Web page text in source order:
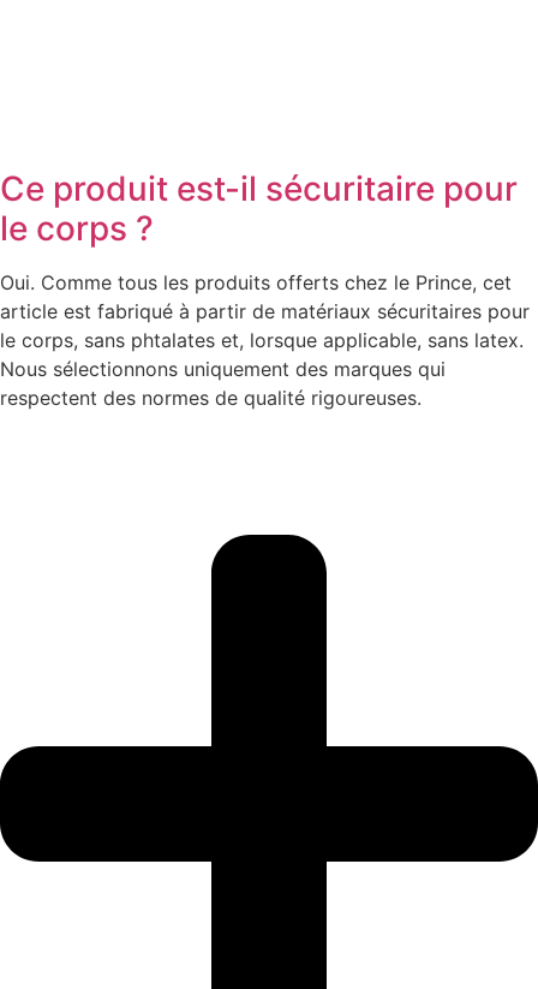
Ce produit est-il sécuritaire pour
le corps ?
Oui. Comme tous les produits offerts chez le Prince, cet
article est fabriqué à partir de matériaux sécuritaires pour
le corps, sans phtalates et, lorsque applicable, sans latex.
Nous sélectionnons uniquement des marques qui
respectent des normes de qualité rigoureuses.